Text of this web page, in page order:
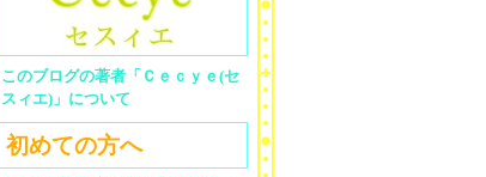
このブログの著者「Ｃｅｃｙｅ(セ
スィエ)」について
初めての方へ